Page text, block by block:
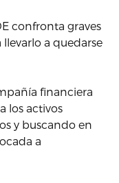
confronta graves
a quedarse
financiera
los activos
y buscando en
a